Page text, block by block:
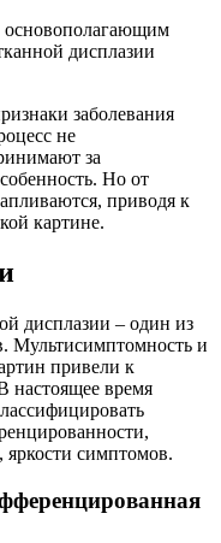
дисплазии
заболевания
не
за
Но от
приводя к
картине.
дисплазии – один из
Мультисимптомность и
привели к
настоящее время
симптомов.